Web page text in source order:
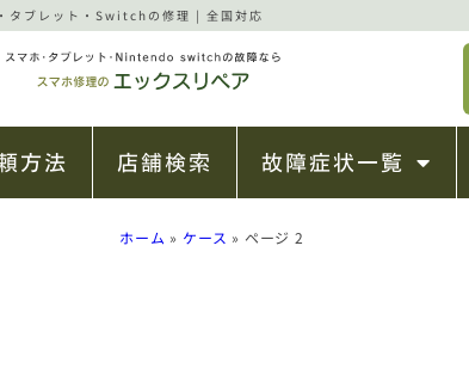
タブレット・Switchの修理 | 全国対応
方法 店舗検索 故障症状一覧
ホーム » ケース » ページ 2